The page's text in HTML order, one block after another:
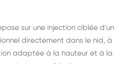
sur une injection ciblée d'un
directement dans le nid, à
adaptée à la hauteur et à la